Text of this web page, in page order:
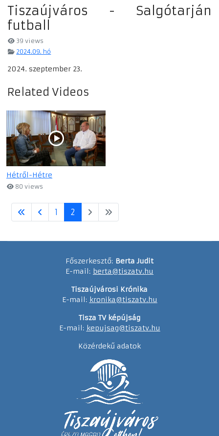
Tiszaújváros - Salgótarján
futball
39 views
2024.09. hó
2024. szeptember 23.
Related Videos
Hétről-Hétre
80 views
1 2
Főszerkesztő: Berta Judit
E-mail: berta@tiszatv.hu
Tiszaújvárosi Krónika
E-mail: kronika@tiszatv.hu
Tisza TV képújság
E-mail: kepujsag@tiszatv.hu
Közérdekű adatok